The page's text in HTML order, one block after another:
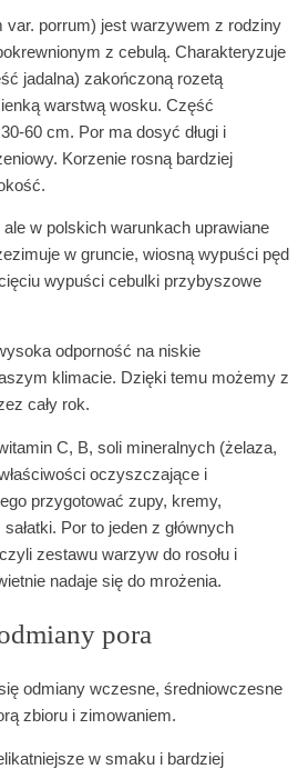
var. porrum) jest warzywem z rodziny
z cebulą. Charakteryzuje
jadalna) zakończoną rozetą
warstwą wosku. Część
60 cm. Por ma dosyć długi i
Korzenie rosną bardziej
w polskich warunkach uprawiane
w gruncie, wiosną wypuści pęd
wypuści cebulki przybyszowe
odporność na niskie
klimacie. Dzięki temu możemy z
cały rok.
C, B, soli mineralnych (żelaza,
oczyszczające i
przygotować zupy, kremy,
Por to jeden z głównych
zestawu warzyw do rosołu i
nadaje się do mrożenia.
pora
odmiany wczesne, średniowczesne
zbioru i zimowaniem.
w smaku i bardziej